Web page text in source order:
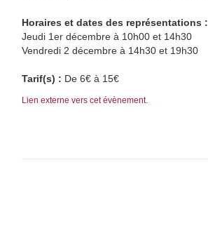
Horaires et dates des représentations :
Jeudi 1er décembre à 10h00 et 14h30
Vendredi 2 décembre à 14h30 et 19h30
Tarif(s) : De 6€ à 15€
Lien externe vers cet évènement.